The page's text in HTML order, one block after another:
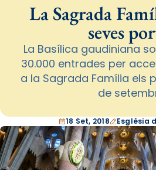
La Sagrada
seves
La Basílica gaudiniana
30.000 entrades per
a la Sagrada Família els
de
18 Set, 2018 Església